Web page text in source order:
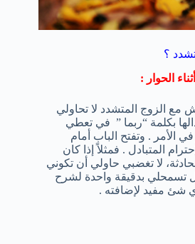
؟
الحوار :
مع الزوج المتشدد لا تحاولي
بكلمة “ربما ” في تعطي
الأمر . وتفتح الباب أمام
المتبادل . فمثلاً إذا كان
لا تغضبي حاولي أن تكوني
تسمحلي بدقيقة واحدة لشرح
شئ مفيد لإضافته .